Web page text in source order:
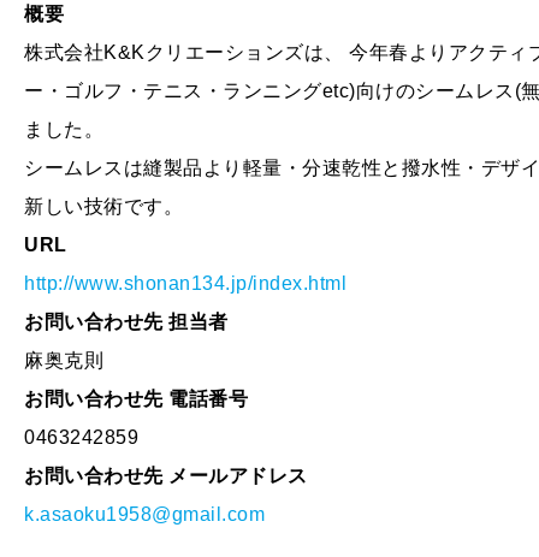
概要
株式会社K&Kクリエーションズは、 今年春よりアクテ
ー・ゴルフ・テニス・ランニングetc)向けのシームレス(
ました。
シームレスは縫製品より軽量・分速乾性と撥水性・デザ
新しい技術です。
URL
http://www.shonan134.jp/index.html
お問い合わせ先 担当者
麻奥克則
お問い合わせ先 電話番号
0463242859
お問い合わせ先 メールアドレス
k.asaoku1958@gmail.com